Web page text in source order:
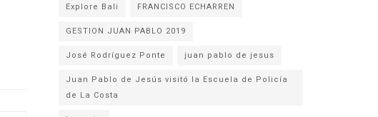
Explore Bali
FRANCISCO ECHARREN
GESTION JUAN PABLO 2019
José Rodríguez Ponte
juan pablo de jesus
Juan Pablo de Jesús visitó la Escuela de Policía